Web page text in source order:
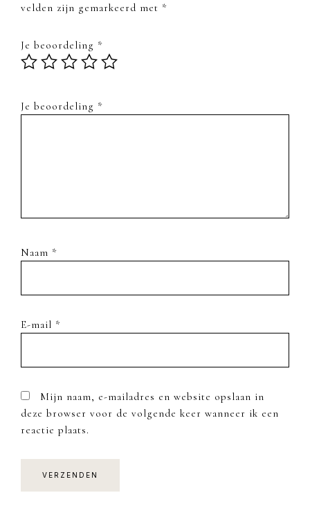
velden zijn gemarkeerd met *
Je beoordeling *
Je beoordeling *
Naam *
E-mail *
Mijn naam, e-mailadres en website opslaan in
deze browser voor de volgende keer wanneer ik een
reactie plaats.